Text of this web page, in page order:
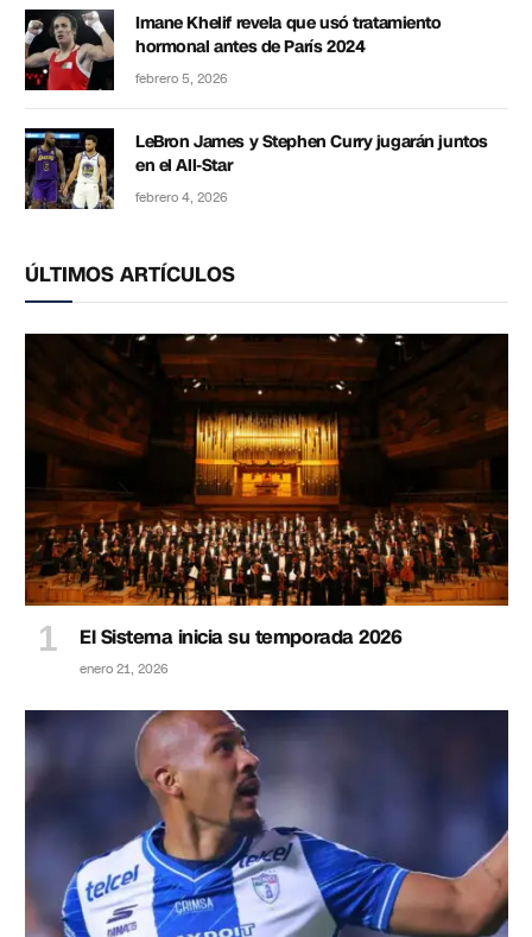
Imane Khelif revela que usó tratamiento
hormonal antes de París 2024
febrero 5, 2026
LeBron James y Stephen Curry jugarán juntos
en el All-Star
febrero 4, 2026
ÚLTIMOS ARTÍCULOS
El Sistema inicia su temporada 2026
enero 21, 2026